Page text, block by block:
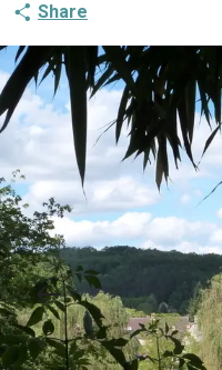
Share